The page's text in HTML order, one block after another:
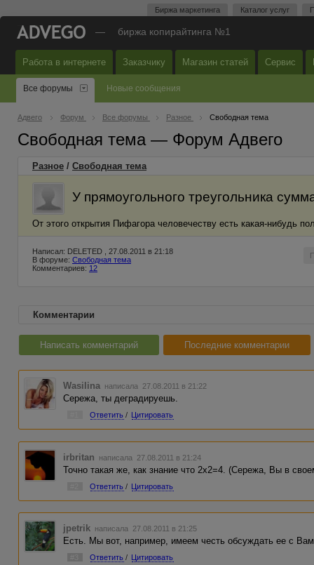
Биржа маркетинга Каталог услуг
— биржа копирайтинга №1
Работа в интернете Заказчику Магазин статей Сервис
Все форумы Новые сообщения
Адвего Форум Все форумы Разное Свободная тема
Свободная тема — Форум Адвего
Разное / Свободная тема
У прямоугольного треугольника
От этого открытия Пифагора человечеству есть какая-нибудь
Написал: DELETED , 27.08.2011 в 21:18
В форуме: Свободная тема
Комментариев: 12
Комментарии
Написать комментарий Последние комментарии
Wasilina написала 27.08.2011 в 21:22
Сережа, ты деградируешь.
Ответить / Цитировать
irbritan написала 27.08.2011 в 21:24
Точно такая же, как знание что 2х2=4. (Сережа, Вы в
Ответить / Цитировать
jpetrik написала 27.08.2011 в 21:25
Есть. Мы вот, например, имеем честь обсуждать ее с
Ответить / Цитировать